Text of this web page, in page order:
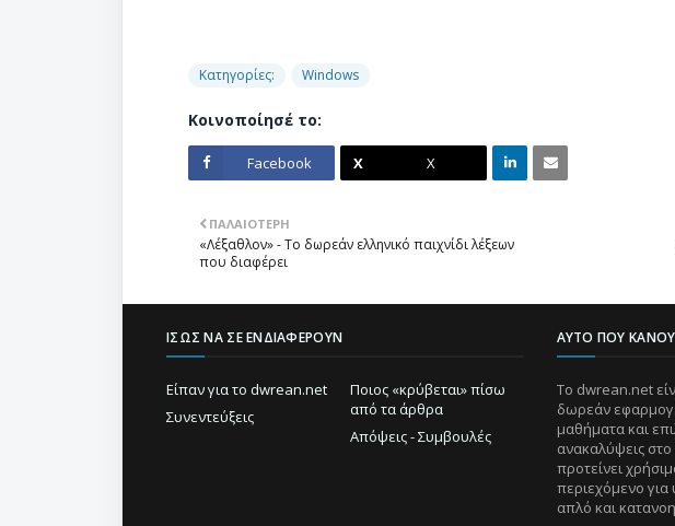
Κατηγορίες: Windows
Κοινοποίησέ το:
Facebook
X
ΠΑΛΑΙΌΤΕΡΗ
«Λέξαθλον» - Το δωρεάν ελληνικό παιχνίδι λέξεων
που διαφέρει
ΊΣΩΣ ΝΑ ΣΕ ΕΝΔΙΑΦΈΡΟΥΝ
Είπαν για το dwrean.net
Ποιος «κρύβεται» πίσω
από τα άρθρα
Συνεντεύξεις
Απόψεις - Συμβουλές
ΑΥΤΌ ΠΟΥ
Το dwrean.net
δωρεάν
μαθήματα και
ανακαλύψεις στο
προτείνει
περιεχόμενο για
απλό και